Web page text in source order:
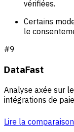
vérifiées.
Certains
le
#9
DataFast
Analyse axée sur
intégrations de
Lire la comparaison